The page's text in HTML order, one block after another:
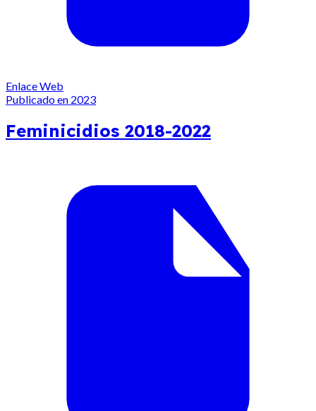
Enlace Web
Publicado en 2023
Feminicidios 2018-2022